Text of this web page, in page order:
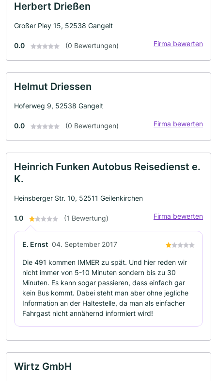
Herbert Drießen
Großer Pley 15, 52538 Gangelt
0.0 (0 Bewertungen) Firma bewerten
Helmut Driessen
Hoferweg 9, 52538 Gangelt
0.0 (0 Bewertungen) Firma bewerten
Heinrich Funken Autobus Reisedienst e.
K.
Heinsberger Str. 10, 52511 Geilenkirchen
1.0 (1 Bewertung) Firma bewerten
E. Ernst 04. September 2017
Die 491 kommen IMMER zu spät. Und hier reden wir
nicht immer von 5-10 Minuten sondern bis zu 30
Minuten. Es kann sogar passieren, dass einfach gar
kein Bus kommt. Dabei steht man aber ohne jegliche
Information an der Haltestelle, da man als einfacher
Fahrgast nicht annähernd informiert wird!
Wirtz GmbH